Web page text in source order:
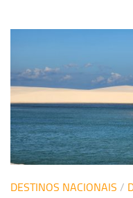
DESTINOS NACIONAIS /